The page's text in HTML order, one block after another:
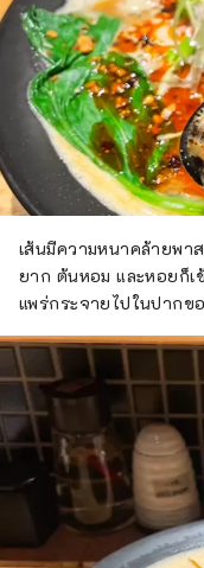
เส้นมีความหนาคล้ายพา
ยาก ต้นหอม และหอยก็
แพร่กระจายไปในปาก